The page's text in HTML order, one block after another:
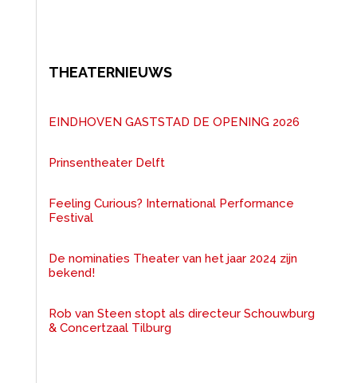
THEATERNIEUWS
EINDHOVEN GASTSTAD DE OPENING 2026
Prinsentheater Delft
Feeling Curious? International Performance
Festival
De nominaties Theater van het jaar 2024 zijn
bekend!
Rob van Steen stopt als directeur Schouwburg
& Concertzaal Tilburg